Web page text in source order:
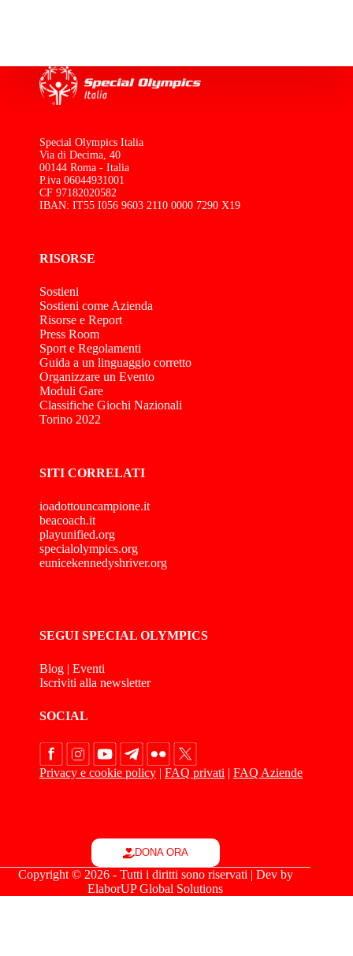
Special Olympics Italia
Via di Decima, 40
00144 Roma - Italia
P.iva 06044931001
CF 97182020582
IBAN: IT55 I056 9603 2110 0000 7290 X19
RISORSE
Sostieni
Sostieni come Azienda
Risorse e Report
Press Room
Sport e Regolamenti
Guida a un linguaggio corretto
Organizzare un Evento
Moduli Gare
Classifiche Giochi Nazionali
Torino 2022
SITI CORRELATI
ioadottouncampione.it
beacoach.it
playunified.org
specialolympics.org
eunicekennedyshriver.org
SEGUI SPECIAL OLYMPICS
Blog | Eventi
Iscriviti alla newsletter
SOCIAL
Privacy e cookie policy | FAQ privati | FAQ Aziende
DONA ORA
Copyright © 2026 - Tutti i diritti sono riservati | Dev by
ElaborUP Global Solutions